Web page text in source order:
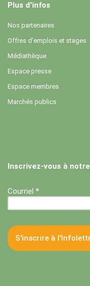
Plus d'infos
Nos partenaires
Offres d’emplois et stages
Médiathèque
Espace presse
Espace membres
Marchés publics
Inscrivez-vous à
Courriel *